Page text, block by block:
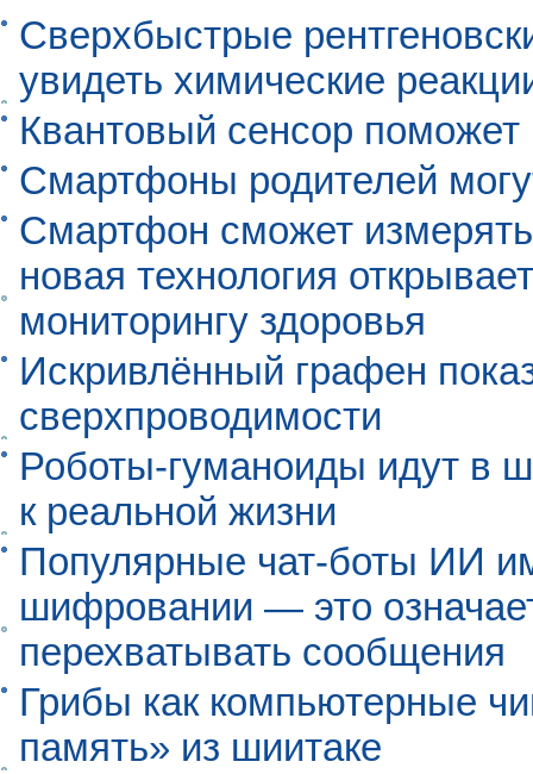
Сверхбыстрые
увидеть химические
Квантовый сенсор
Смартфоны родителей
Смартфон сможет
новая технология
мониторингу здоровья
Искривлённый графен
сверхпроводимости
Роботы-гуманоиды идут в
к реальной жизни
Популярные чат-боты ИИ
шифровании — это
перехватывать сообщения
Грибы как компьютерные
память» из шиитаке